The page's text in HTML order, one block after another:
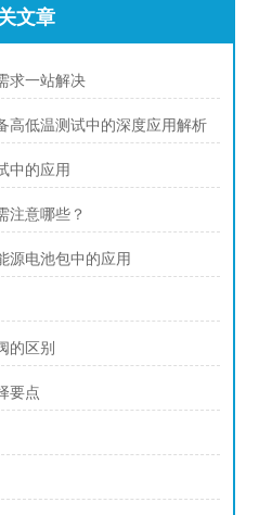
文章
求一站解决
高低温测试中的深度应用解析
中的应用
注意哪些？
源电池包中的应用
的区别
要点